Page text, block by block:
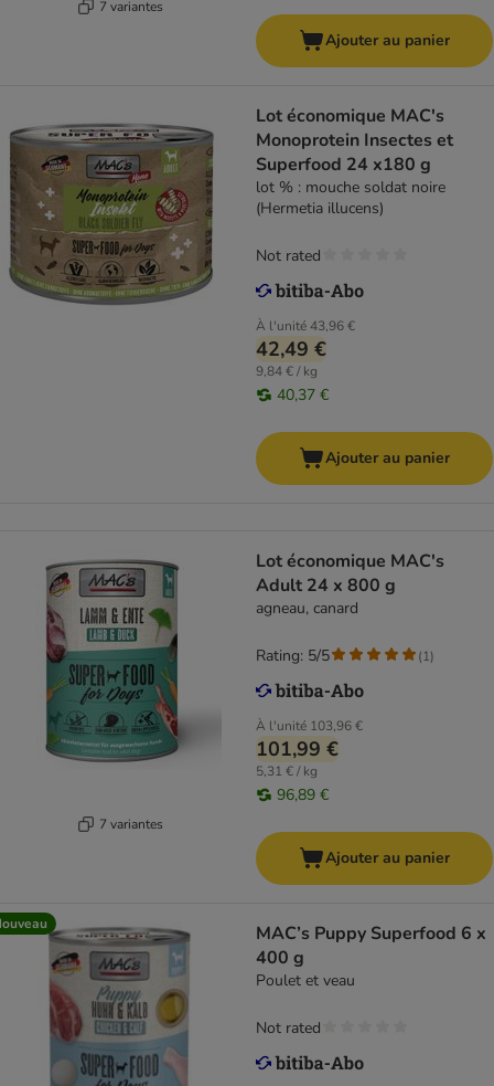
7 variantes
Ajouter au panier
Lot économique MAC's
Monoprotein Insectes et
Superfood 24 x180 g
lot % : mouche soldat noire
(Hermetia illucens)
À l'unité43,96 €
42,49 €
9,84 € / kg
40,37 €
Not rated
Ajouter au panier
7 variantes
Lot économique MAC's
Adult 24 x 800 g
agneau, canard
À l'unité 103,96 €
101,99 €
5,31 € / kg
96,89 €
Rating: 5/5 (1)
Ajouter au panier
MAC’s Puppy Superfood 6 x
400 g
Poulet et veau
Not rated